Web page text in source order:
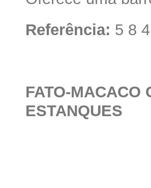
Referência: 5 8
FATO-MACACO
ESTANQUES